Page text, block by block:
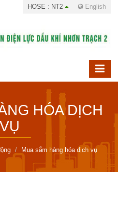
HOSE : NT2 English
HÓA DỊCH
VỤ
Mua sắm hàng hóa dịch vụ